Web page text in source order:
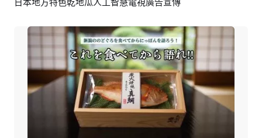
預覽 AI剪同款
日本地方特色乾地瓜人工智慧電視廣告宣傳